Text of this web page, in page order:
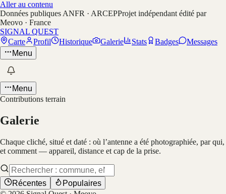
Aller au contenu
Données publiques ANFR · ARCEPProjet indépendant édité par
Meovo · France
SIGNAL QUEST
Carte
Profil Historique Galerie Stats Badges
Messages
Menu
Menu
Contributions terrain
Galerie
Chaque cliché, situé et daté : où l’antenne a été photographiée, par qui,
et comment — appareil, distance et cap de la prise.
Récentes
Populaires